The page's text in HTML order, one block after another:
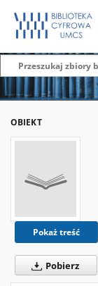
OBIEKT
Pokaż treść
Pobierz